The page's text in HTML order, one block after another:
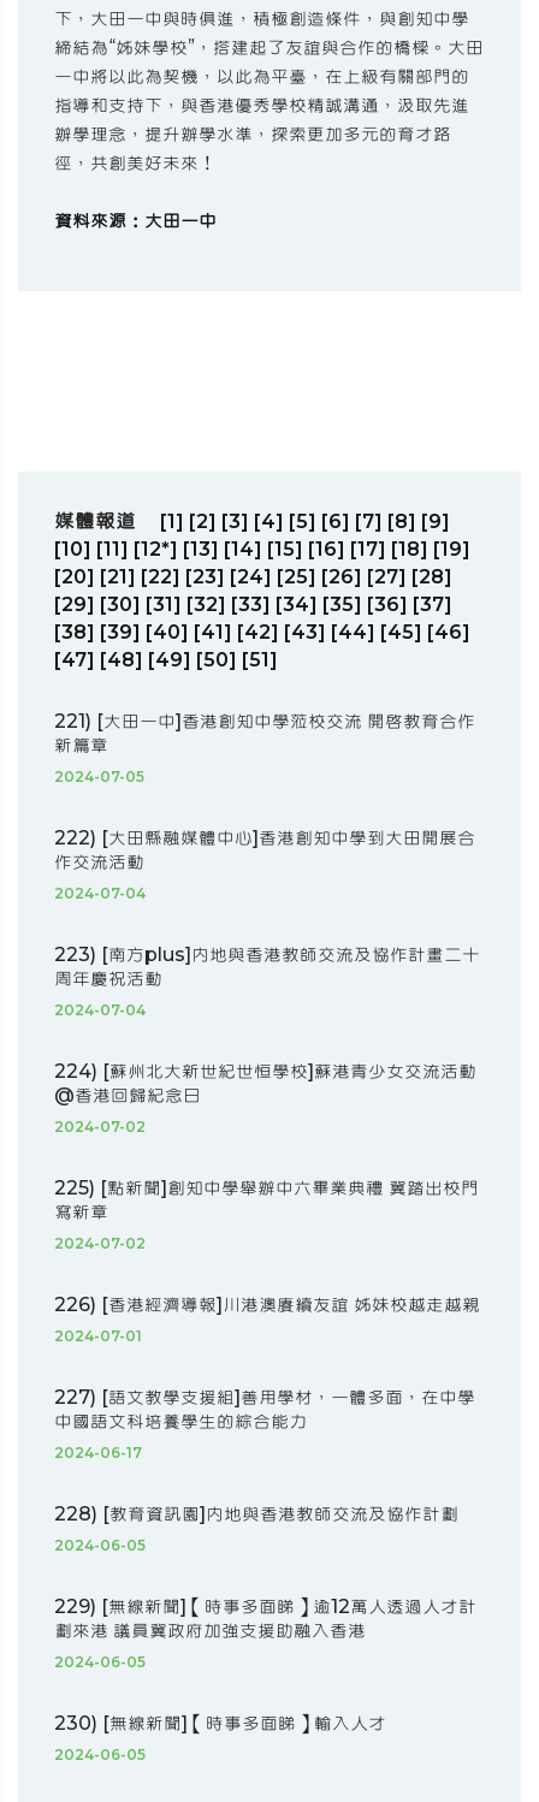
下，大田一中與時俱進，積極創造條件，與創知中學
締結為“姊妹學校”，搭建起了友誼與合作的橋樑。大田
一中將以此為契機，以此為平臺，在上級有關部門的
指導和支持下，與香港優秀學校精誠溝通，汲取先進
辦學理念，提升辦學水準，探索更加多元的育才路
徑，共創美好未來！
資料來源：大田一中
媒體報道 [1] [2] [3] [4] [5] [6] [7] [8] [9]
[10] [11] [12*] [13] [14] [15] [16] [17] [18] [19]
[20] [21] [22] [23] [24] [25] [26] [27] [28]
[29] [30] [31] [32] [33] [34] [35] [36] [37]
[38] [39] [40] [41] [42] [43] [44] [45] [46]
[47] [48] [49] [50] [51]
221) [大田一中]香港創知中學蒞校交流 開啟教育合作
新篇章
2024-07-05
222) [大田縣融媒體中心]香港創知中學到大田開展合
作交流活動
2024-07-04
223) [南方plus]內地與香港教師交流及協作計畫二十
周年慶祝活動
2024-07-04
224) [蘇州北大新世紀世恒學校]蘇港青少女交流活動
@香港回歸紀念日
2024-07-02
225) [點新聞]創知中學舉辦中六畢業典禮 冀踏出校門
寫新章
2024-07-02
226) [香港經濟導報]川港澳賡續友誼 姊妹校越走越親
2024-07-01
227) [語文教學支援組]善用學材，一體多面，在中學
中國語文科培養學生的綜合能力
2024-06-17
228) [教育資訊園]內地與香港教師交流及協作計劃
2024-06-05
229) [無線新聞]【時事多面睇】逾12萬人透過人才計
劃來港 議員冀政府加強支援助融入香港
2024-06-05
230) [無線新聞]【時事多面睇】輸入人才
2024-06-05